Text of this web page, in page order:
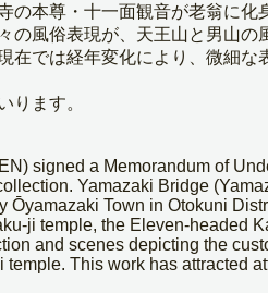
本尊・十一面観音が老翁に
風俗表現が、天王山と男山
では経年変化により、微細
ります。
signed a Memorandum of
Yamazaki Bridge
Town in Otokuni
ji temple, the Eleven-headed
and scenes depicting the
This work has attracted